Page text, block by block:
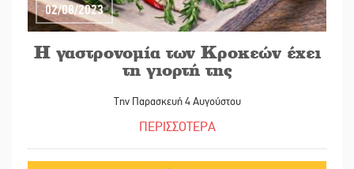
02/08/2023
Η γαστρονομία των Κροκεών έχει
τη γιορτή της
Την Παρασκευή 4 Αυγούστου
ΠΕΡΙΣΣΟΤΕΡΑ